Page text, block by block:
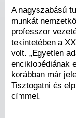
A nagyszabású
munkát
professzor
tekintetében a
volt. „Egyetlen
enciklopédiának
korábban már
Tisztogatni és
címmel.